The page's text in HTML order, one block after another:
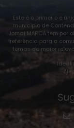
Este é o primeiro e
município de
Jornal MARCA tem
referência para a
temas de maior